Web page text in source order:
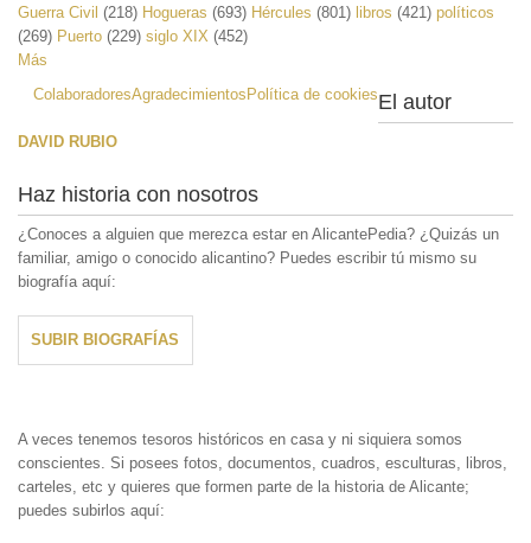
Guerra Civil (218) Hogueras (693) Hércules (801) libros (421) políticos
(269) Puerto (229) siglo XIX (452)
Más
ColaboradoresAgradecimientosPolítica de cookiesEl autor
DAVID RUBIO
Haz historia con nosotros
¿Conoces a alguien que merezca estar en AlicantePedia? ¿Quizás un
familiar, amigo o conocido alicantino? Puedes escribir tú mismo su
biografía aquí:
SUBIR BIOGRAFÍAS
A veces tenemos tesoros históricos en casa y ni siquiera somos
conscientes. Si posees fotos, documentos, cuadros, esculturas, libros,
carteles, etc y quieres que formen parte de la historia de Alicante;
puedes subirlos aquí: